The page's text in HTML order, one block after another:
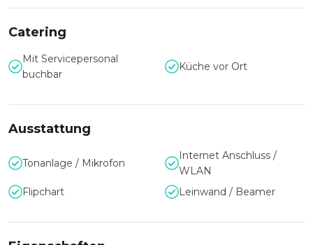
Feier. Egal welcher Anlass, das Team des Hotel Erbprinz
kümmert sich um Ihre Wünschen und Fragen.
saisonalen und regionalen Produkten verwöhnen. Für Ihre
Feier oder Tagung steht Ihnen ein gehobenes Buffet oder
Catering
Mit Servicepersonal
buchbar
Küche vor Ort
Ausstattung
Tonanlage / Mikrofon
Internet Anschluss /
WLAN
Flipchart
Leinwand / Beamer